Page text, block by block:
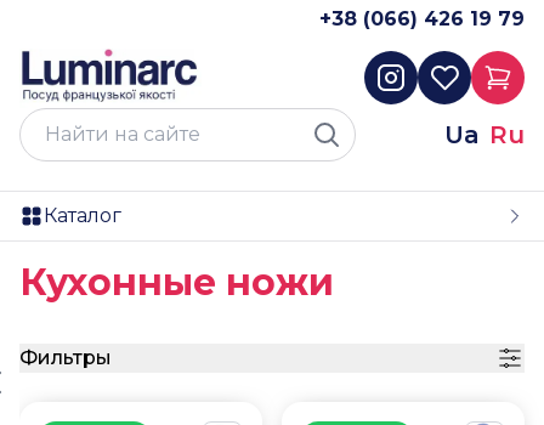
+38 (066) 426 19 79
Ua Ru
Каталог
Кухонные ножи
Фильтры